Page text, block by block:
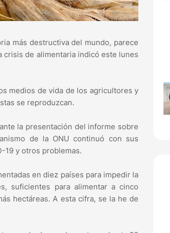
más destructiva del mundo, parece
crisis de alimentaria indicó este lunes
medios de vida de los agricultores y
se reproduzcan.
la presentación del informe sobre
de la ONU continuó con sus
19 y otros problemas.
en diez países para impedir la
suficientes para alimentar a cinco
hectáreas. A esta cifra, se la he de